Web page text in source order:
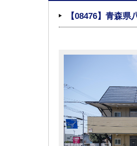
【08476】青森